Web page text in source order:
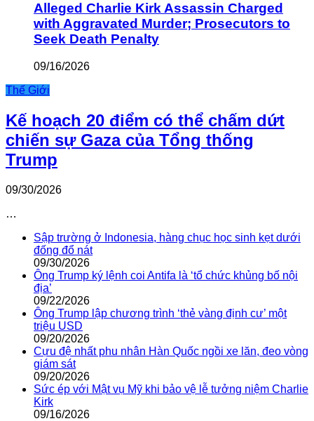
Alleged Charlie Kirk Assassin Charged
with Aggravated Murder; Prosecutors to
Seek Death Penalty
09/16/2026
Thế Giới
Kế hoạch 20 điểm có thể chấm dứt
chiến sự Gaza của Tổng thống
Trump
09/30/2026
…
Sập trường ở Indonesia, hàng chục học sinh kẹt dưới
đống đổ nát
09/30/2026
Ông Trump ký lệnh coi Antifa là ‘tổ chức khủng bố nội
địa’
09/22/2026
Ông Trump lập chương trình ‘thẻ vàng định cư’ một
triệu USD
09/20/2026
Cựu đệ nhất phu nhân Hàn Quốc ngồi xe lăn, đeo vòng
giám sát
09/20/2026
Sức ép với Mật vụ Mỹ khi bảo vệ lễ tưởng niệm Charlie
Kirk
09/16/2026